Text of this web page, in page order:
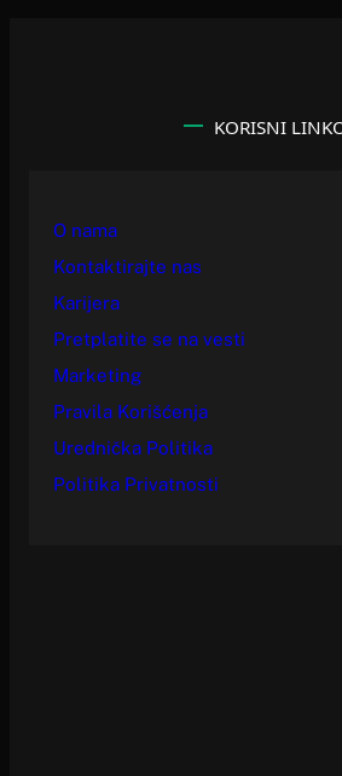
KORISNI
O nama
Kontaktirajte nas
Karijera
Pretplatite se na vesti
Marketing
Pravila Korišćenja
Urednička Politika
Politika Privatnosti